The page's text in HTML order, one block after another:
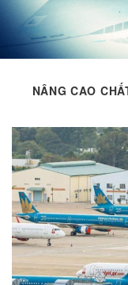
NÂNG CAO